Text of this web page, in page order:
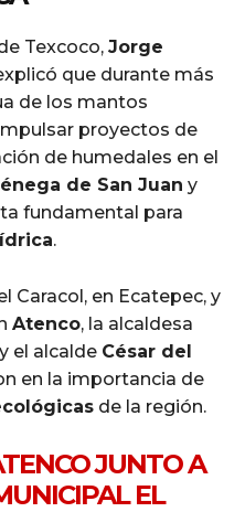
Texcoco, Jorge
que durante más
de los mantos
proyectos de
de humedales en el
de San Juan y
fundamental para
.
Caracol, en Ecatepec, y
Atenco, la alcaldesa
y el alcalde César del
en la importancia de
de la región.
JUNTO A
EL